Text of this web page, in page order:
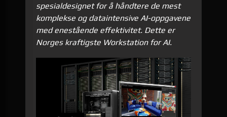
spesialdesignet for å håndtere de mest
komplekse og dataintensive AI-oppgavene
med enestående effektivitet. Dette er
Norges kraftigste Workstation for AI.